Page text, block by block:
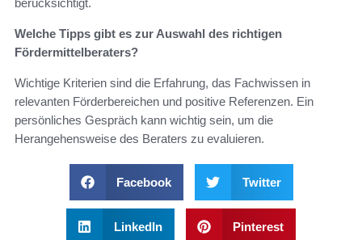
Welche Tipps gibt es zur Auswahl des richtigen
Fördermittelberaters?
Wichtige Kriterien sind die Erfahrung, das Fachwissen in
relevanten Förderbereichen und positive Referenzen. Ein
persönliches Gespräch kann wichtig sein, um die
Herangehensweise des Beraters zu evaluieren.
Facebook Twitter
LinkedIn Pinterest